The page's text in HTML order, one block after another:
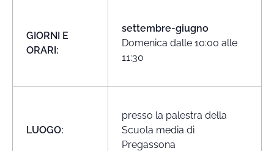
GIORNI E
ORARI:
settembre-giugno
Domenica dalle 10:00 alle
11:30
LUOGO:
presso la palestra della
Scuola media di
Pregassona